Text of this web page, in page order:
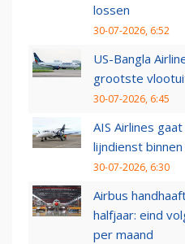
lossen
30-07-2026, 6:52
US-Bangla
grootste
30-07-2026, 6:45
AIS Airlines
lijndienst binnen
30-07-2026, 6:30
Airbus
halfjaar: eind
per maand